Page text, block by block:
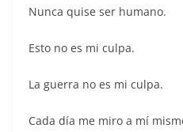
Nunca quise ser humano.
Esto no es mi culpa.
La guerra no es mi culpa.
Cada día me miro a mí